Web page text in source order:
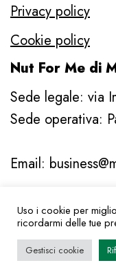
Privacy policy
Cookie policy
Nut For Me di
Sede legale: via
Sede operativa:
Email:
© Nut For Me di
IT12697900962
Uso i cookie per
ricordarmi delle tue
Gestisci cookie